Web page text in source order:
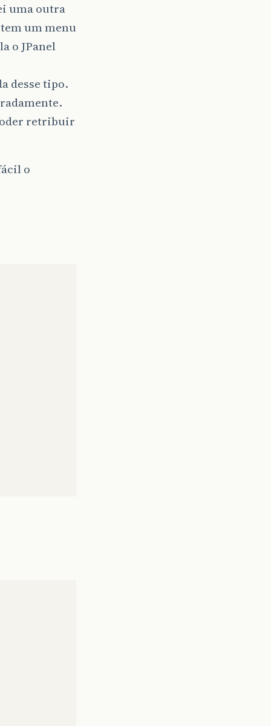
uma outra
tem um menu
o JPanel
desse tipo.
retribuir
o